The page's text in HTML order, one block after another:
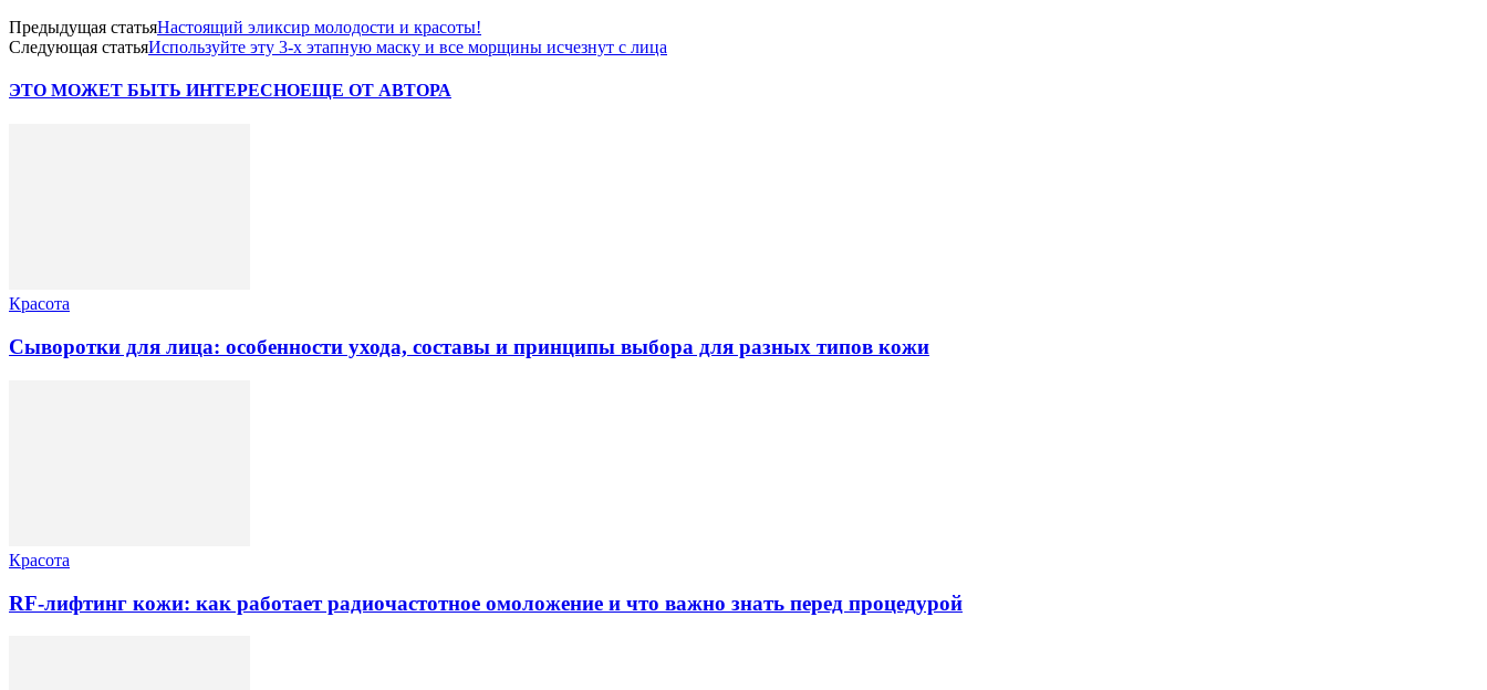
Предыдущая статьяНастоящий эликсир молодости и красоты!
Следующая статьяИспользуйте эту 3-х этапную маску и все морщины исчезнут с лица
ЭТО МОЖЕТ БЫТЬ ИНТЕРЕСНОЕЩЕ ОТ АВТОРА
Красота
Сыворотки для лица: особенности ухода, составы и принципы выбора для разных типов кожи
Красота
RF-лифтинг кожи: как работает радиочастотное омоложение и что важно знать перед процедурой